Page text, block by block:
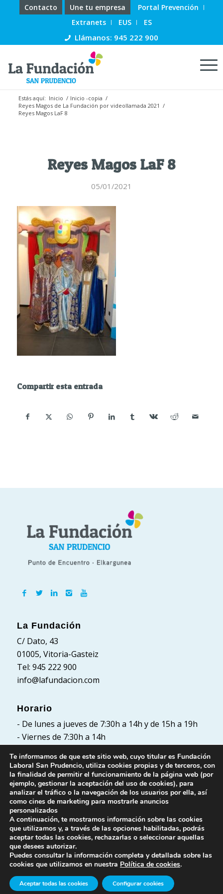
Contacto Une tu empresa
Portal Prevención
Extranets
EUS ES
Llámanos: 945 222 900
Estás aquí: Inicio / Inicio -copia /
Reyes Magos de La Fundación por videollamada 2021 /
Reyes Magos LaF 8
Reyes Magos LaF 8
05/01/2021
Compartir esta entrada
La Fundación
C/ Dato, 43
01005, Vitoria-Gasteiz
Tel: 945 222 900
info@lafundacion.com
Horario
- De lunes a jueves de 7:30h a 14h y de 15h a 19h
- Viernes de 7:30h a 14h
Políticas
Política de Privacidad
Política de cookies
Aviso Legal
© Fundación Laboral San Prudencio. Todos los
Te informamos de que este sitio web, cuyo titular es Fundación
Laboral San Prudencio, utiliza cookies propias y de terceros, con
la finalidad de permitir el funcionamiento de la página web (por
ejemplo, gestionar la aceptación del uso de cookies), para
analizar el tráfico o la navegación de los usuarios por ella, así
como cines de marketing para mostrarle anuncios
personalizados
A continuación, te mostramos información sobre las cookies
que utilizamos y, a través de las opciones habilitadas, podrás
aceptar todas las cookies, rechazarlas o seleccionar aquellas
que desees autorizar.
Puedes consultar la información completa y detallada sobre las
cookies que utilizamos en nuestra Política de cookies.
Aceptar todas las cookies Configurar cookies